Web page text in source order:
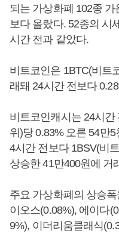
되는 가상화폐 102종
보다 올랐다. 52종의 시
시간 전과 같았다.
비트코인은 1BTC(비트
래돼 24시간 전보다
비트코인캐시는 24시
위)당 0.83% 오른 54만
4시간 전보다 1BSV(비
상승한 41만400원에 거
주요 가상화폐의 상승
이오스(0.08%), 에이다
9%), 이더리움클래식